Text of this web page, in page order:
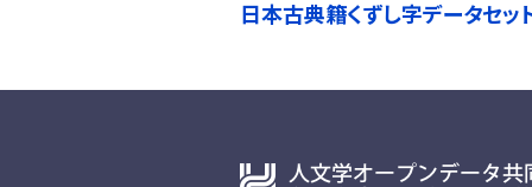
日本古典籍くずし字データセッ